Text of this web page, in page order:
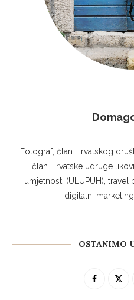
Fotograf, član Hrvatskog
član Hrvatske udruge
umjetnosti (ULUPUH),
digitalni
OSTANIMO